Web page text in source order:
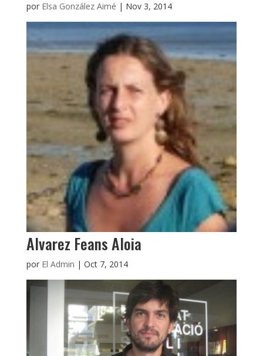
por Elsa González Aimé | Nov 3, 2014
Alvarez Feans Aloia
por El Admin | Oct 7, 2014